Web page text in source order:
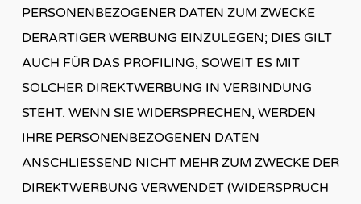
PERSONENBEZOGENER DATEN ZUM ZWECKE
DERARTIGER WERBUNG EINZULEGEN; DIES GILT
AUCH FÜR DAS PROFILING, SOWEIT ES MIT
SOLCHER DIREKTWERBUNG IN VERBINDUNG
STEHT. WENN SIE WIDERSPRECHEN, WERDEN
IHRE PERSONENBEZOGENEN DATEN
ANSCHLIESSEND NICHT MEHR ZUM ZWECKE DER
DIREKTWERBUNG VERWENDET (WIDERSPRUCH